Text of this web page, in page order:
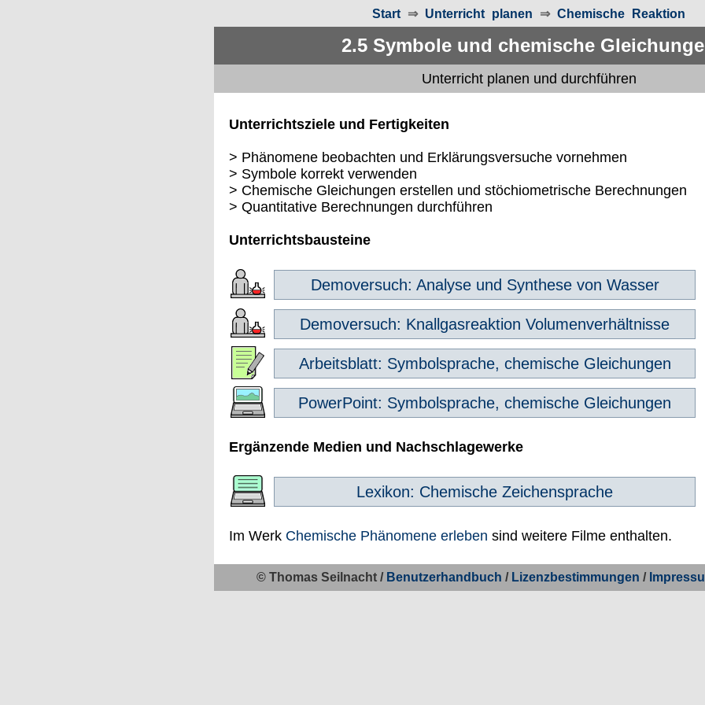
Start ⇒ Unterricht planen ⇒ Chemische Reaktion
2.5 Symbole und chemische
Unterricht planen und durchführen
Unterrichtsziele und Fertigkeiten
> Phänomene beobachten und Erklärungsversuche vornehmen
> Symbole korrekt verwenden
> Chemische Gleichungen erstellen und stöchiometrische Berechnungen
> Quantitative Berechnungen durchführen
Unterrichtsbausteine
Demoversuch: Analyse und Synthese von Wasser
Demoversuch: Knallgasreaktion Volumenverhältnisse
Arbeitsblatt: Symbolsprache, chemische Gleichungen
PowerPoint: Symbolsprache, chemische Gleichungen
Ergänzende Medien und Nachschlagewerke
Lexikon: Chemische Zeichensprache
Im Werk Chemische Phänomene erleben sind weitere Filme enthalten.
© Thomas Seilnacht / Benutzerhandbuch / Lizenzbestimmungen /